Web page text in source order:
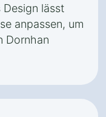
lässt
anpassen, um
Dornhan